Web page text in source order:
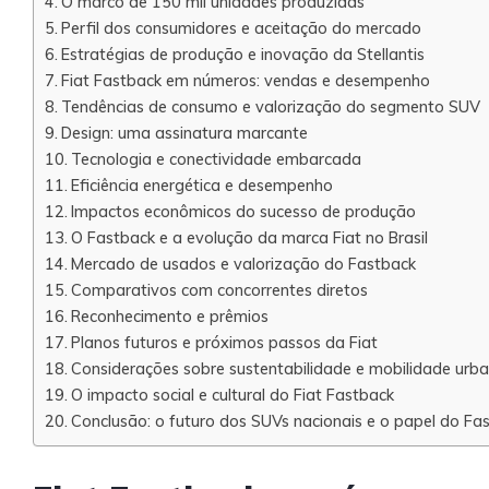
Perfil dos consumidores e aceitação do mercado
Estratégias de produção e inovação da Stellantis
Fiat Fastback em números: vendas e desempenho
Tendências de consumo e valorização do segmento SUV
Design: uma assinatura marcante
Tecnologia e conectividade embarcada
Eficiência energética e desempenho
Impactos econômicos do sucesso de produção
O Fastback e a evolução da marca Fiat no Brasil
Mercado de usados e valorização do Fastback
Comparativos com concorrentes diretos
Reconhecimento e prêmios
Planos futuros e próximos passos da Fiat
Considerações sobre sustentabilidade e mobilidade
O impacto social e cultural do Fiat Fastback
Conclusão: o futuro dos SUVs nacionais e o papel do